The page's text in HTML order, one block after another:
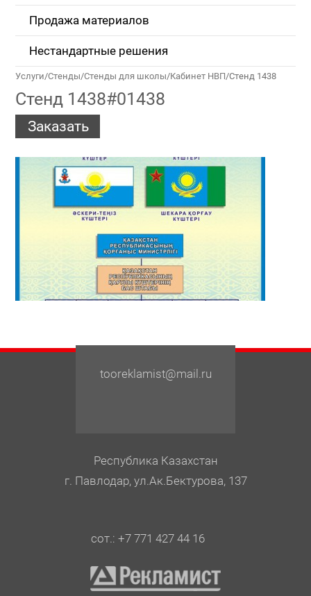
Продажа материалов
Нестандартные решения
Услуги/Стенды/Стенды для школы/Кабинет НВП/Стенд 1438
Стенд 1438#01438
Заказать
tooreklamist@mail.ru
Республика Казахстан
г. Павлодар, ул.Ак.Бектурова, 137
сот.: +7 771 427 44 16